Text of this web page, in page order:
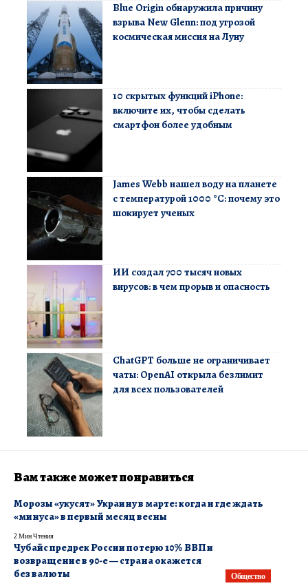
Blue Origin обнаружила причину
взрыва New Glenn: под угрозой
космическая миссия на Луну
10 скрытых функций iPhone:
включите их, чтобы сделать
смартфон более удобным
James Webb нашел воду на планете
с температурой 1000 °C: почему это
шокирует ученых
ИИ создал 700 тысяч новых
вирусов: в чем прорыв и опасность
ChatGPT больше не ограничивает
чаты: OpenAI открыла безлимит
для всех пользователей
Вам также может понравиться
Морозы «укусят» Украину в марте: когда и где ждать
«минуса» в первый месяц весны
2 Мин Чтения
Общество
Чубайс предрек России потерю 10% ВВП и
возвращение в 90-е — страна окажется
без валюты